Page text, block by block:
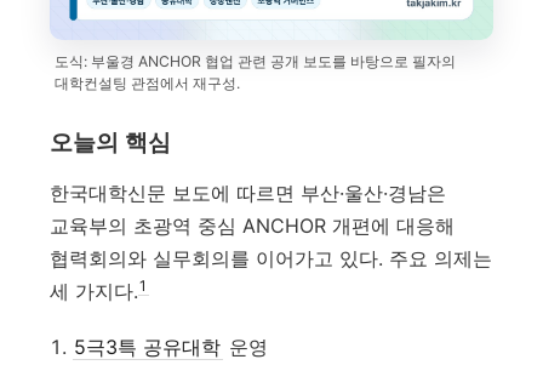
도식: 부울경 ANCHOR 협업 관련 공개 보도를 바탕으로 필자의
대학컨설팅 관점에서 재구성.
오늘의 핵심
한국대학신문 보도에 따르면 부산·울산·경남은
교육부의 초광역 중심 ANCHOR 개편에 대응해
협력회의와 실무회의를 이어가고 있다. 주요 의제는
세 가지다.1
5극3특 공유대학 운영